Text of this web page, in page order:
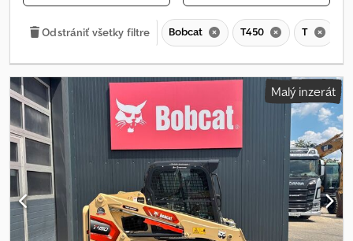
Odstrániť všetky filtre Bobcat T450 T
Malý inzerát